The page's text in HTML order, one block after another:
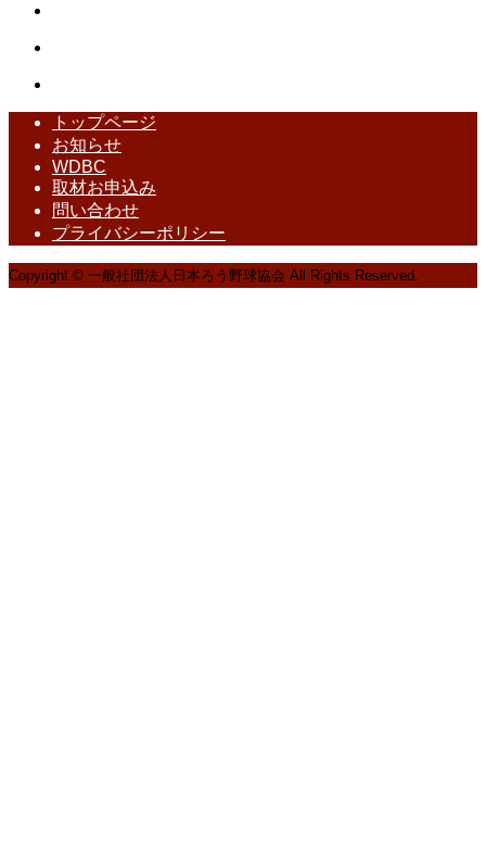
トップページ
お知らせ
WDBC
取材お申込み
問い合わせ
プライバシーポリシー
Copyright © 一般社団法人日本ろう野球協会 All Rights Reserved.